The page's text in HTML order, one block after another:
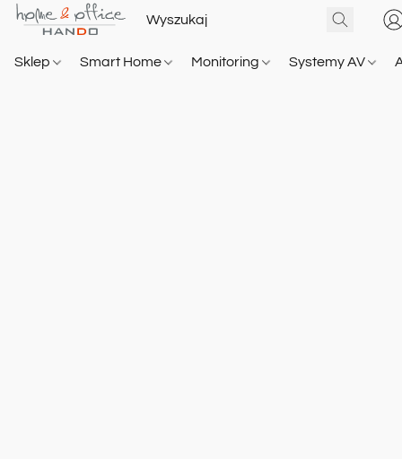
Sklep Smart Home Monitoring Systemy AV